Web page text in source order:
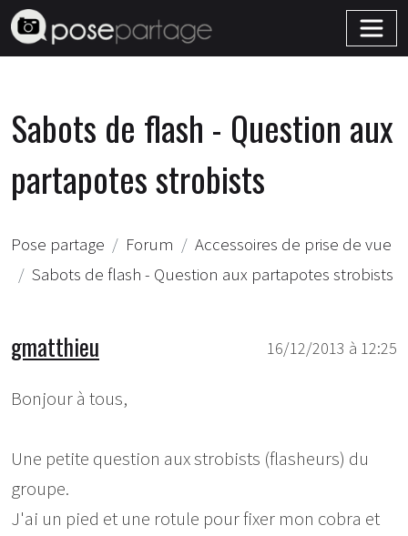
Sabots de flash - Question aux
partapotes strobists
Pose partage Forum
Accessoires de prise de vue
Sabots de flash - Question aux partapotes strobists
16/12/2013 à 12:25
gmatthieu
Bonjour à tous,
Une petite question aux strobists (flasheurs) du
groupe.
J'ai un pied et une rotule pour fixer mon cobra et